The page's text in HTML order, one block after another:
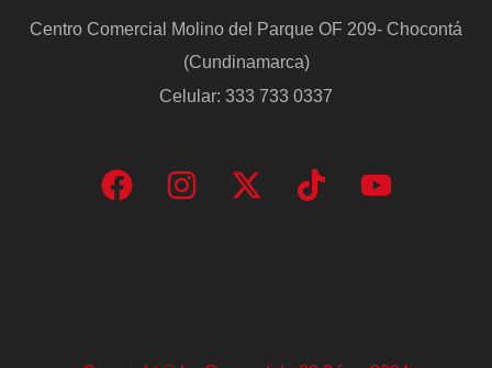
Centro Comercial Molino del Parque OF 209- Chocontá
(Cundinamarca)
Celular: 333 733 0337